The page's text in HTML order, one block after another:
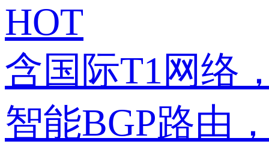
HOT
含国际T1网络
智能BGP路由